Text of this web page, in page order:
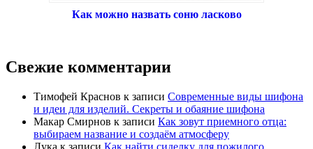
Как можно назвать соню ласково
Свежие комментарии
Тимофей Краснов к записи Современные виды шифона
и идеи для изделий. Секреты и обаяние шифона
Макар Смирнов к записи Как зовут приемного отца:
выбираем название и создаём атмосферу
Лука к записи Как найти сиделку для пожилого